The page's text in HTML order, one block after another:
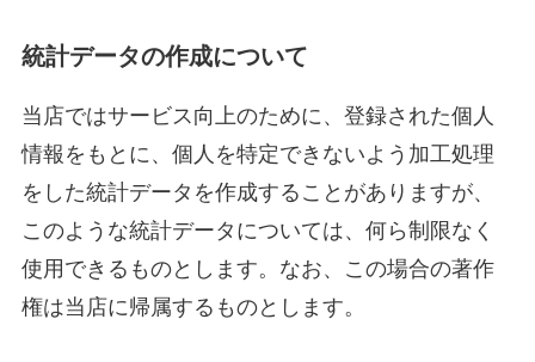
統計データの作成について
当店ではサービス向上のために、登録された個人
情報をもとに、個人を特定できないよう加工処理
をした統計データを作成することがありますが、
このような統計データについては、何ら制限なく
使用できるものとします。なお、この場合の著作
権は当店に帰属するものとします。